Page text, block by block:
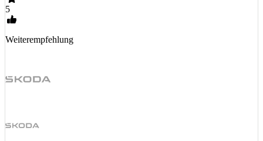
5
Weiterempfehlung